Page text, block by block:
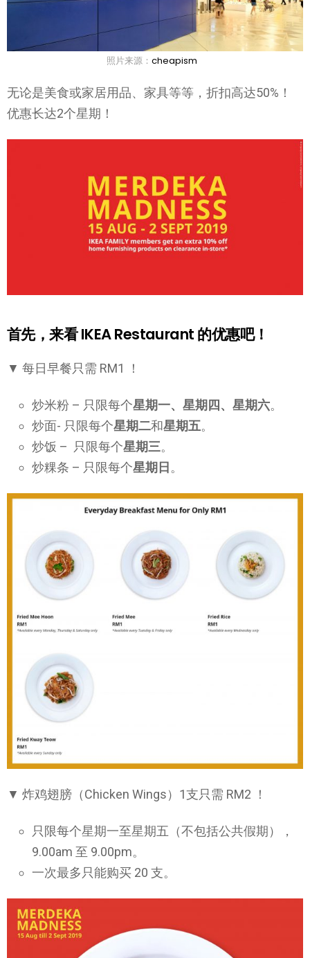
照片来源： cheapism
无论是美食或家居用品、家具等等，折扣高达50%！
优惠长达2个星期！
首先，来看 IKEA Restaurant 的优惠吧！
▼ 每日早餐只需 RM1 ！
炒米粉 – 只限每个星期一、星期四、星期六。
炒面- 只限每个星期二和星期五。
炒饭 – 只限每个星期三。
炒粿条 – 只限每个星期日。
▼ 炸鸡翅膀（Chicken Wings）1支只需 RM2 ！
只限每个星期一至星期五（不包括公共假期），
9.00am 至 9.00pm。
一次最多只能购买 20 支。